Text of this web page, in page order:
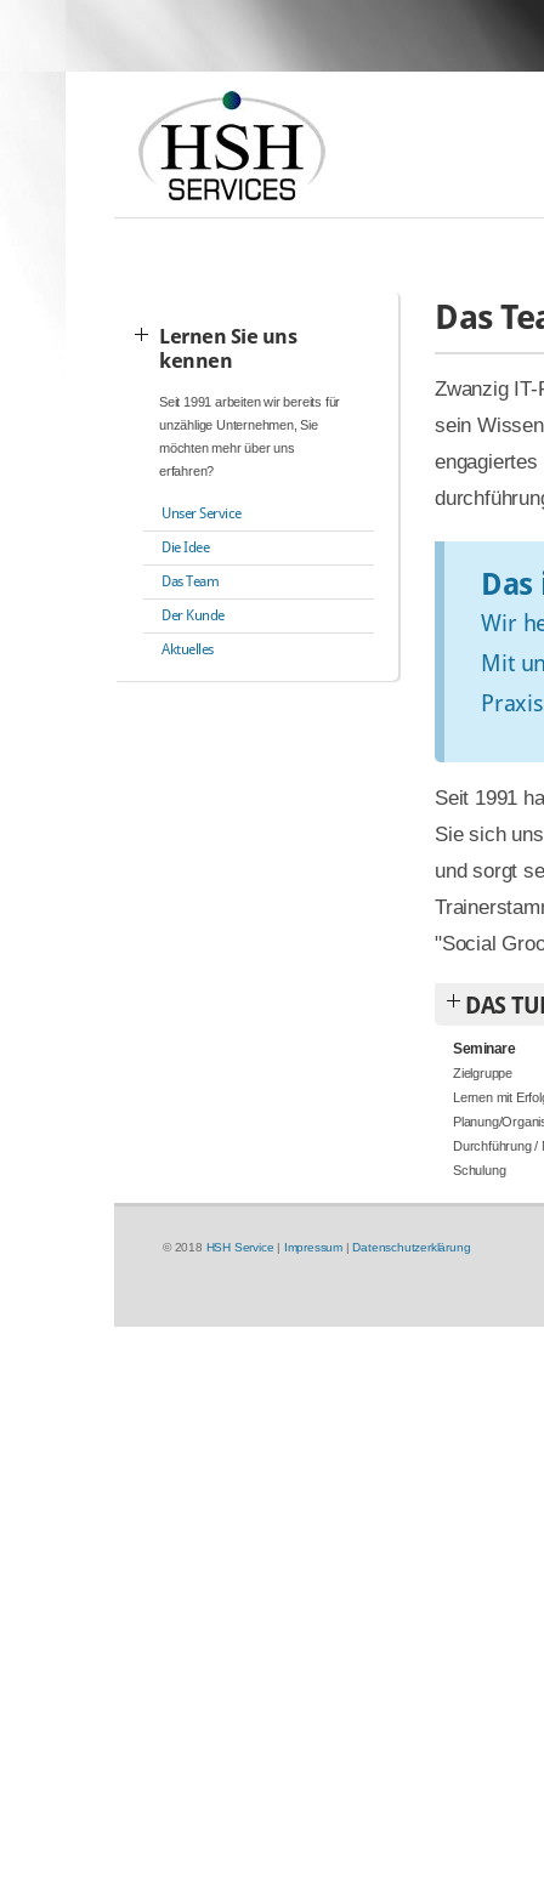
Lernen Sie uns
kennen
Seit 1991 arbeiten wir bereits für
unzählige Unternehmen, Sie
möchten mehr über uns
erfahren?
Unser Service
Die Idee
Das Team
Der Kunde
Aktuelles
Das
Zwanzig
sein
Wir
Mit
Seit 1991
Sie sich
und sorgt
"Social
DAS
Seminare
Zielgruppe
Lernen mit
Planung/
Durchführung /
Schulung
© 2018 HSH Service | Impressum |Datenschutzerklärung